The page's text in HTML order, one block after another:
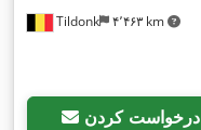
Tildonk ۴٬۴۶۳ km
درخواست کردن